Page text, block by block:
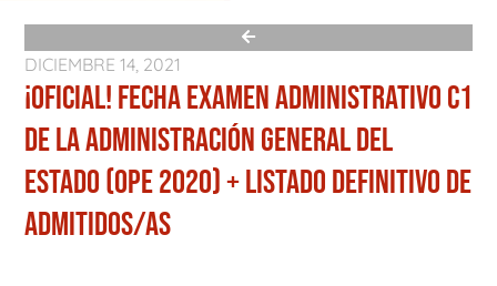
DICIEMBRE 14, 2021
¡OFICIAL! FECHA EXAMEN ADMINISTRATIVO C1
DE LA ADMINISTRACIÓN GENERAL DEL
ESTADO (OPE 2020) + LISTADO DEFINITIVO DE
ADMITIDOS/AS